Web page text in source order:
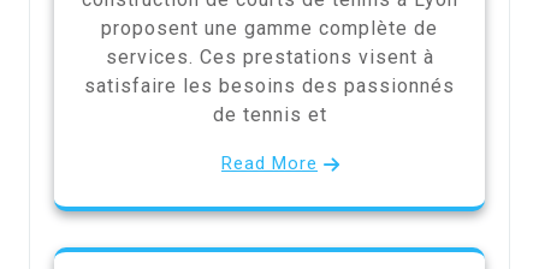
proposent une gamme complète de
services. Ces prestations visent à
satisfaire les besoins des passionnés
de tennis et
Read More